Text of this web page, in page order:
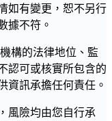
如有變更，恕不另行
據不符。
構的法律地位、監
認可或核實所包含的
資訊承擔任何責任。
風險均由您自行承